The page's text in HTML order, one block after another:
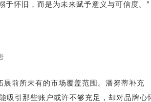
于怀旧，而是为未来赋予意义与可信度。”
前所未有的市场覆盖范围。潘努蒂补充
吸引那些账户或许不够充足，却对品牌心